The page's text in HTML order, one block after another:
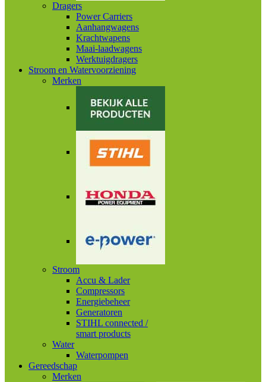
Dragers
Power Carriers
Aanhangwagens
Krachtwapens
Maai-laadwagens
Werktuigdragers
Stroom en Watervoorziening
Merken
Stroom
Accu & Lader
Compressors
Energiebeheer
Generatoren
STIHL connected /
smart products
Water
Waterpompen
Gereedschap
Merken